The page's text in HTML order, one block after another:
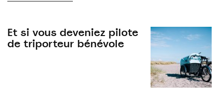
Et si vous deveniez pilote
de triporteur bénévole